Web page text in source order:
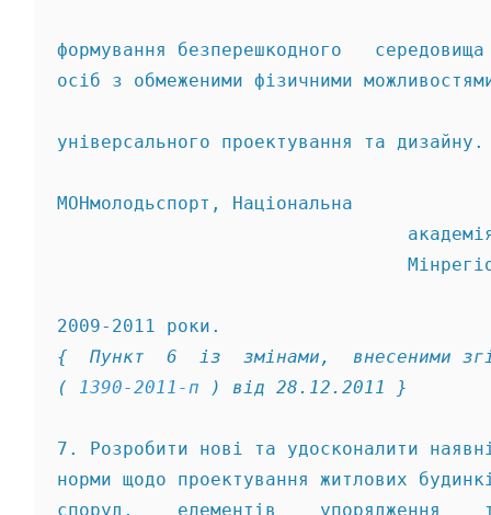
формування безперешкодного
осіб з обмеженими фізичними
універсального проектування та
МОНмолодьспорт, Національна
{  Пункт  6  із  змінами,  внесеними
( 1390-2011-п ) від 28.12.2011 }
7. Розробити нові та удосконалити
норми щодо проектування житлових
споруд,    елементів    упорядження